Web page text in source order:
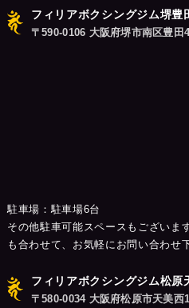
フィリアボクシングジム堺豊
〒590-0106 大阪府堺市南区豊田
駐車場：駐車場6台
その他駐車可能スペースもございま
も合わせて、お気軽にお問い合わせ
フィリアボクシングジム松原
〒580-0034 大阪府松原市天美西